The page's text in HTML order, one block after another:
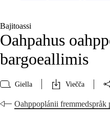
Bajitoassi
Oahpahus
bargoeallimis
Giella Viečča
Oahppoplánii fremmedspråk